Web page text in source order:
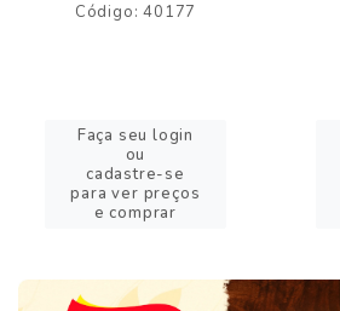
Código: 40177
Faça seu login
ou
cadastre-se
para ver preços
e comprar